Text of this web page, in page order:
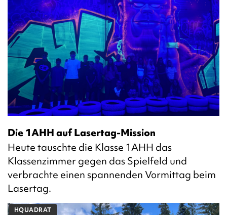
Die 1AHH auf Lasertag-Mission
Heute tauschte die Klasse 1AHH das
Klassenzimmer gegen das Spielfeld und
verbrachte einen spannenden Vormittag beim
Lasertag.
HQUADRAT